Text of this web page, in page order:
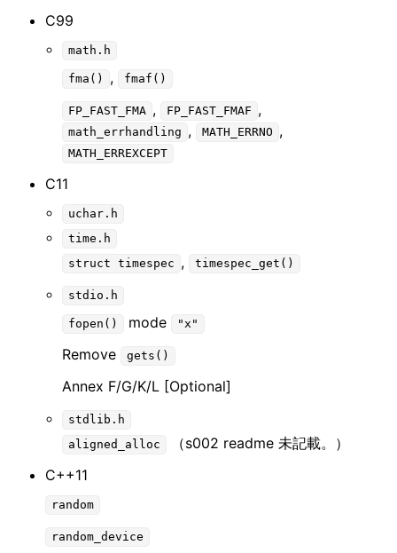
C99
math.h
fma() , fmaf()
FP_FAST_FMA , FP_FAST_FMAF ,
math_errhandling , MATH_ERRNO ,
MATH_ERREXCEPT
C11
uchar.h
time.h
struct
timespec , timespec_get()
stdio.h
fopen() mode "x"
Remove gets()
Annex F/G/K/L [Optional]
stdlib.h
aligned_alloc
（s002 readme 未記載。）
C++11
random
random_device